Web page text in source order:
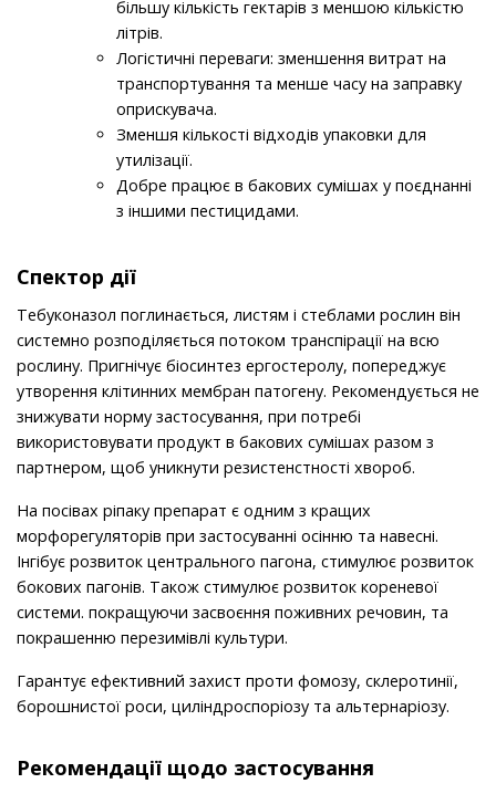
більшу кількість гектарів з меншою кількістю
літрів.
Логістичні переваги: зменшення витрат на
транспортування та менше часу на заправку
оприскувача.
Зменшя кількості відходів упаковки для
утилізації.
Добре працює в бакових сумішах у поєднанні
з іншими пестицидами.
Спектор дії
Тебуконазол поглинається, листям і стеблами рослин він
системно розподіляється потоком транспірації на всю
рослину. Пригнічує біосинтез ергостеролу, попереджує
утворення клітинних мембран патогену. Рекомендується не
знижувати норму застосування, при потребі
використовувати продукт в бакових сумішах разом з
партнером, щоб уникнути резистенстності хвороб.
На посівах ріпаку препарат є одним з кращих
морфорегуляторів при застосуванні осінню та навесні.
Інгібує розвиток центрального пагона, стимулює розвиток
бокових пагонів. Також стимулює розвиток кореневої
системи. покращуючи засвоєння поживних речовин, та
покрашенню перезимівлі культури.
Гарантує ефективний захист проти фомозу, склеротинії,
борошнистої роси, циліндроспоріозу та альтернаріозу.
Рекомендації щодо застосування